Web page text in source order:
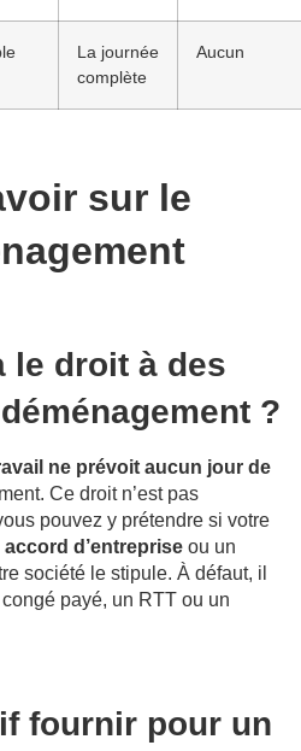
La journée
complète
Aucun
sur le
le droit à des
?
ne prévoit aucun jour de
Ce droit n’est pas
pouvez y prétendre si votre
accord d’entreprise ou un
société le stipule. À défaut, il
payé, un RTT ou un
fournir pour un